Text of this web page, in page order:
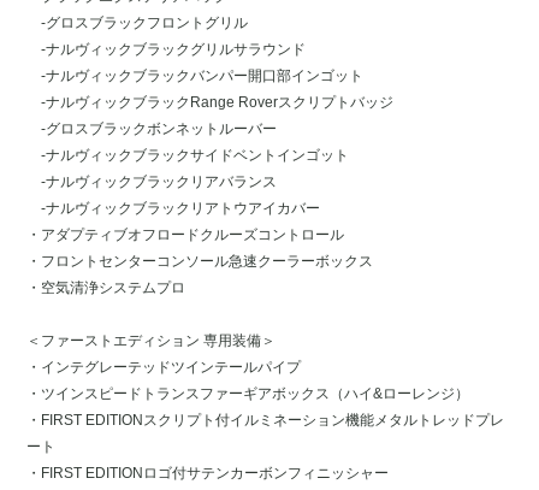
-グロスブラックフロントグリル
-ナルヴィックブラックグリルサラウンド
-ナルヴィックブラックバンパー開口部インゴット
-ナルヴィックブラックRange Roverスクリプトバッジ
-グロスブラックボンネットルーバー
-ナルヴィックブラックサイドベントインゴット
-ナルヴィックブラックリアバランス
-ナルヴィックブラックリアトウアイカバー
・アダプティブオフロードクルーズコントロール
・フロントセンターコンソール急速クーラーボックス
・空気清浄システムプロ
＜ファーストエディション 専用装備＞
・インテグレーテッドツインテールパイプ
・ツインスピードトランスファーギアボックス（ハイ&ローレンジ）
・FIRST EDITIONスクリプト付イルミネーション機能メタルトレッドプレ
ート
・FIRST EDITIONロゴ付サテンカーボンフィニッシャー